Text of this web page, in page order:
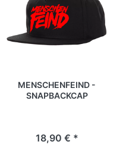
MENSCHENFEIND -
SNAPBACKCAP
18,90 € *